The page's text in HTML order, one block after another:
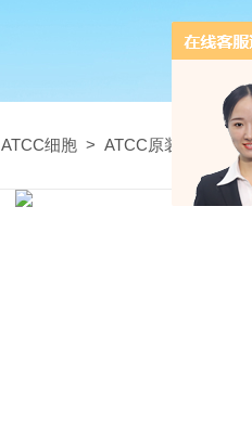
ATCC细胞 > ATCC原装细胞系 >